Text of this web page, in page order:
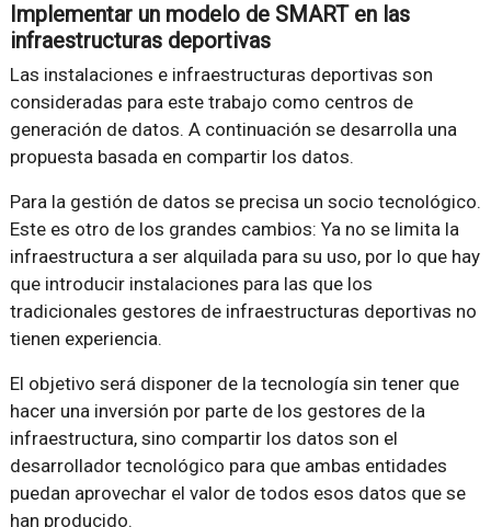
Implementar un modelo de SMART en las
infraestructuras deportivas
Las instalaciones e infraestructuras deportivas son
consideradas para este trabajo como centros de
generación de datos. A continuación se desarrolla una
propuesta basada en compartir los datos.
Para la gestión de datos se precisa un socio tecnológico.
Este es otro de los grandes cambios: Ya no se limita la
infraestructura a ser alquilada para su uso, por lo que hay
que introducir instalaciones para las que los
tradicionales gestores de infraestructuras deportivas no
tienen experiencia.
El objetivo será disponer de la tecnología sin tener que
hacer una inversión por parte de los gestores de la
infraestructura, sino compartir los datos son el
desarrollador tecnológico para que ambas entidades
puedan aprovechar el valor de todos esos datos que se
han producido.